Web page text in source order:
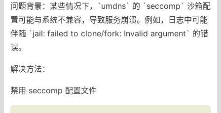
问题背景：某些情况下，`umdns` 的 `seccomp` 沙箱配
置可能与系统不兼容，导致服务崩溃。例如，日志中可能
伴随 `jail: failed to clone/fork: Invalid argument` 的错
误。
解决方法：
禁用 seccomp 配置文件